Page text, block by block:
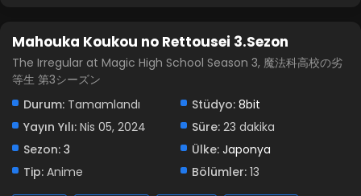
Mahouka Koukou no Rettousei 3.Sezon 6.Bölüm
izle
Blm 6 - Mayıs 10, 2024
Mahouka Koukou no Rettousei 3.Sezon 5.Bölüm
Blm 5 - Mayıs 3, 2024
Mahouka Koukou no Rettousei 3.Sezon
The Irregular at Magic High School Season 3, 魔法科高校の劣
等生 第3シーズン
Durum: Tamamlandı Stüdyo: 8bit
Yayın Yılı: Nis 05, 2024 Süre: 23 dakika
Sezon: 3 Ülke: Japonya
Tip: Anime Bölümler: 13